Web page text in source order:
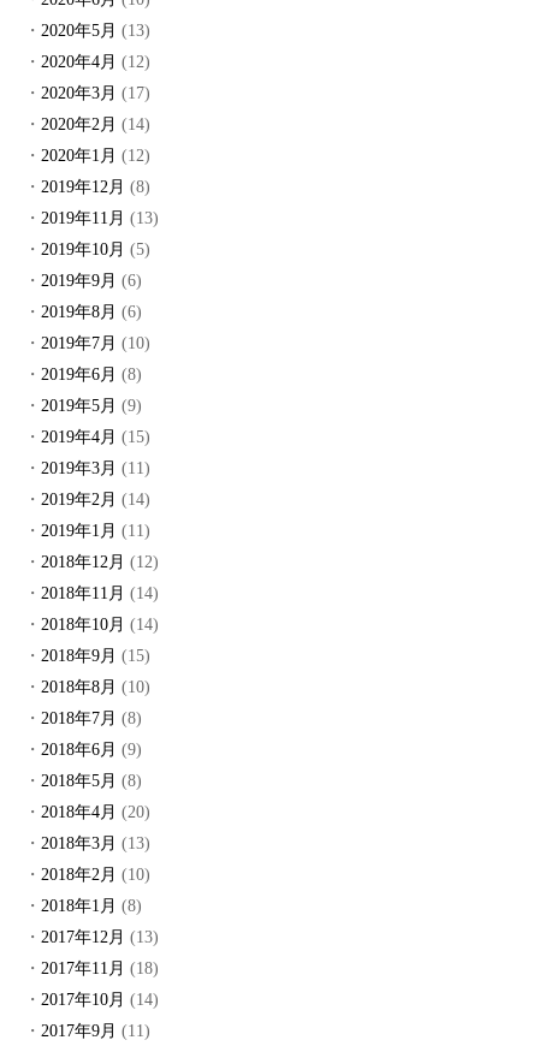
2020年5月 (13)
2020年4月 (12)
2020年3月 (17)
2020年2月 (14)
2020年1月 (12)
2019年12月 (8)
2019年11月 (13)
2019年10月 (5)
2019年9月 (6)
2019年8月 (6)
2019年7月 (10)
2019年6月 (8)
2019年5月 (9)
2019年4月 (15)
2019年3月 (11)
2019年2月 (14)
2019年1月 (11)
2018年12月 (12)
2018年11月 (14)
2018年10月 (14)
2018年9月 (15)
2018年8月 (10)
2018年7月 (8)
2018年6月 (9)
2018年5月 (8)
2018年4月 (20)
2018年3月 (13)
2018年2月 (10)
2018年1月 (8)
2017年12月 (13)
2017年11月 (18)
2017年10月 (14)
2017年9月 (11)